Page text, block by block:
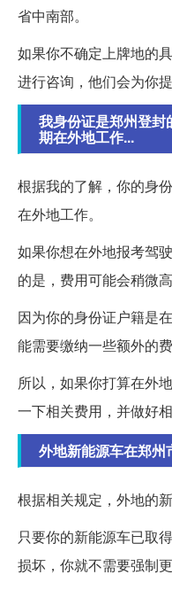
省中南部。
如果你不确定上牌地的
进行咨询，他们会为你
我身份证是郑州登
期在外地工作...
根据我的了解，你的身
在外地工作。
如果你想在外地报考驾
的是，费用可能会稍微高
因为你的身份证户籍是
能需要缴纳一些额外的费
所以，如果你打算在外
一下相关费用，并做好相
外地新能源车在郑州
根据相关规定，外地的
只要你的新能源车已取
损坏，你就不需要强制